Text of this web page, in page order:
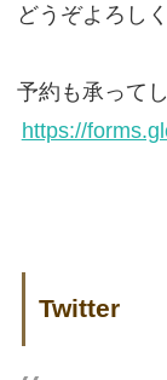
どうぞよろし
予約も承って
https://
Twitter